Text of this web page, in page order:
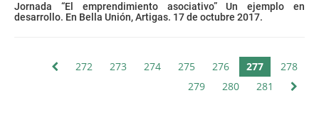
Jornada “El emprendimiento asociativo” Un ejemplo en
desarrollo. En Bella Unión, Artigas. 17 de octubre 2017.
272 273 274 275 276 277
278
279
280 281